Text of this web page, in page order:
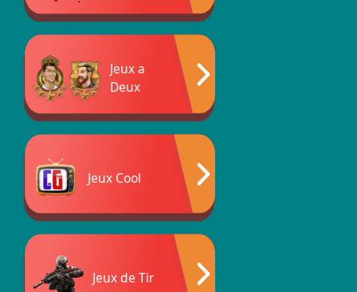
Jeux a
Deux
Jeux Cool
Jeux de Tir